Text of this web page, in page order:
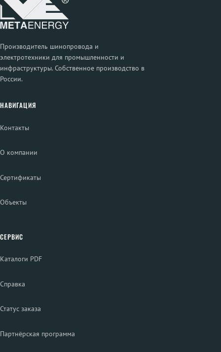
Производитель шинопровода и
электротехники для промышленности и
инфраструктуры. Собственное производство в
России.
НАВИГАЦИЯ
Контакты
О компании
Сертификаты
Объекты
СЕРВИС
Каталоги PDF
Справка
Статус заказа
Партнёрская программа